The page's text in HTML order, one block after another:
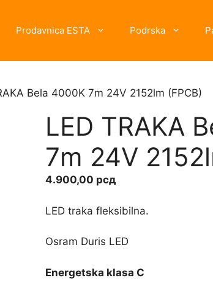
Prodavnica ESTA Podrska
Bela 4000K 7m 24V 2152lm (FPCB)
LED TRAKA
7m 24V
4.900,00 рсд
LED traka fleksibilna.
Osram Duris LED
Energetska klasa C